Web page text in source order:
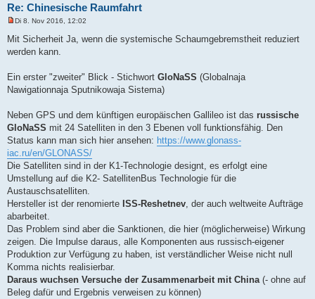
Re: Chinesische Raumfahrt
n
g
e
s
n
B
e
i
t
r
g
Di 8. Nov 2016, 12:02
Mit Sicherheit Ja, wenn die systemische Schaumgebremstheit reduziert
werden kann.
Ein erster "zweiter" Blick - Stichwort GloNaSS (Globalnaja
Nawigationnaja Sputnikowaja Sistema)
Neben GPS und dem künftigen europäischen Gallileo ist das russische
GloNaSS mit 24 Satelliten in den 3 Ebenen voll funktionsfähig. Den
Status kann man sich hier ansehen: https://www.glonass-
iac.ru/en/GLONASS/
Die Satelliten sind in der K1-Technologie designt, es erfolgt eine
Umstellung auf die K2- SatellitenBus Technologie für die
Austauschsatelliten.
Hersteller ist der renomierte ISS-Reshetnev, der auch weltweite Aufträge
abarbeitet.
Das Problem sind aber die Sanktionen, die hier (möglicherweise) Wirkung
zeigen. Die Impulse daraus, alle Komponenten aus russisch-eigener
Produktion zur Verfügung zu haben, ist verständlicher Weise nicht null
Komma nichts realisierbar.
Daraus wuchsen Versuche der Zusammenarbeit mit China(- ohne auf
Beleg dafür und Ergebnis verweisen zu können)